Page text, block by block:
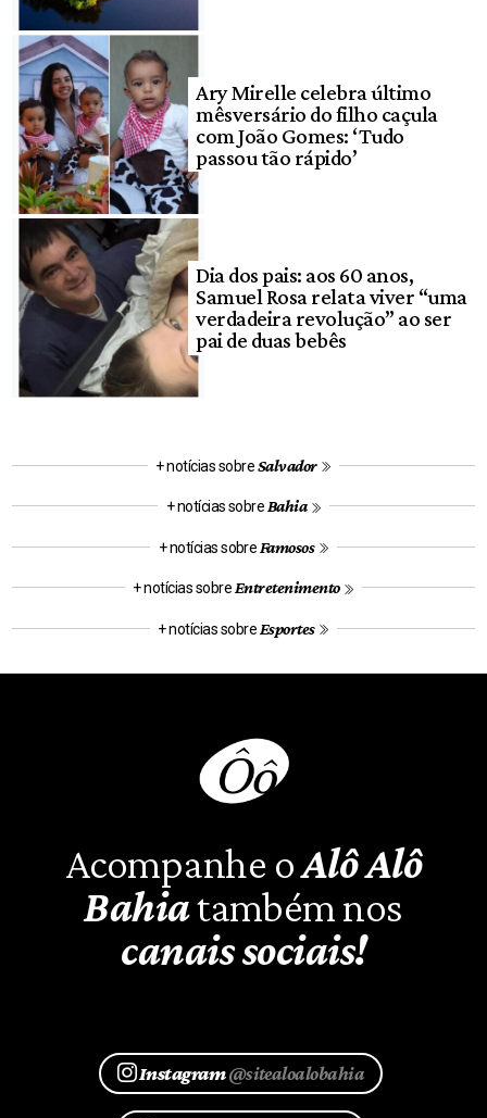
Ary Mirelle celebra último
mêsversário do filho caçula
com João Gomes: ‘Tudo
passou tão rápido’
Dia dos pais: aos 60 anos,
Samuel Rosa relata viver “uma
verdadeira revolução” ao ser
pai de duas bebês
+ notícias sobreSalvador
+ notícias sobre Bahia
+ notícias sobre Famosos
+ notícias sobre Entretenimento
+ notícias sobre Esportes
Acompanhe oAlô Alô
Bahiatambém nos
canais sociais!
Instagram@sitealoalobahia